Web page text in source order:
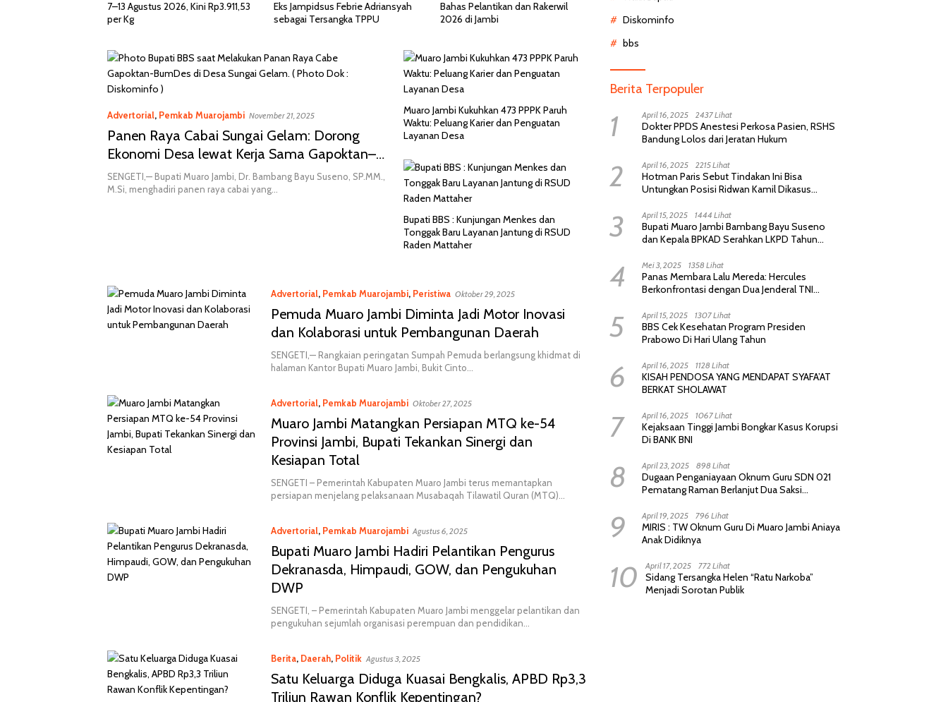
Eks Jampidsus Febrie Adriansyah
sebagai Tersangka TPPU
Bahas Pelantikan dan Rakerwil
2026 di Jambi
Pasien BPJS Menunggu 8 Jam di
IGD, Ternyata Butuh Perawatan
Dinonaktifkan Usai Komentar Hina
Pasien BPJS di Medsos
Advertorial, Pemkab Muarojambi November 21, 2025
Panen Raya Cabai Sungai Gelam: Dorong
Ekonomi Desa lewat Kerja Sama Gapoktan–
BumDes
SENGETI,— Bupati Muaro Jambi, Dr. Bambang Bayu Suseno, SP.MM.,
M.Si, menghadiri panen raya cabai yang…
Muaro Jambi Kukuhkan 473 PPPK Paruh
Waktu: Peluang Karier dan Penguatan
Layanan Desa
Bupati BBS : Kunjungan Menkes dan
Tonggak Baru Layanan Jantung di RSUD
Raden Mattaher
Advertorial, Pemkab Muarojambi, Peristiwa Oktober 29, 2025
Pemuda Muaro Jambi Diminta Jadi Motor Inovasi
dan Kolaborasi untuk Pembangunan Daerah
SENGETI,— Rangkaian peringatan Sumpah Pemuda berlangsung khidmat di
halaman Kantor Bupati Muaro Jambi, Bukit Cinto…
Advertorial, Pemkab Muarojambi Oktober 27, 2025
Muaro Jambi Matangkan Persiapan MTQ ke-54
Provinsi Jambi, Bupati Tekankan Sinergi dan
Kesiapan Total
SENGETI – Pemerintah Kabupaten Muaro Jambi terus memantapkan
persiapan menjelang pelaksanaan Musabaqah Tilawatil Quran (MTQ)…
Advertorial, Pemkab Muarojambi Agustus 6, 2025
Bupati Muaro Jambi Hadiri Pelantikan Pengurus
Dekranasda, Himpaudi, GOW, dan Pengukuhan
DWP
SENGETI, – Pemerintah Kabupaten Muaro Jambi menggelar pelantikan dan
pengukuhan sejumlah organisasi perempuan dan pendidikan…
Berita, Daerah, Politik Agustus 3, 2025
Satu Keluarga Diduga Kuasai Bengkalis, APBD Rp3,3
Triliun Rawan Konflik Kepentingan?
Diskominfo
bbs
Berita Terpopuler
1 April 16, 2025 2437 Lihat
Dokter PPDS Anestesi Perkosa Pasien, RSHS
Bandung Lolos dari Jeratan Hukum
2 April 16, 2025 2215 Lihat
Hotman Paris Sebut Tindakan Ini Bisa
Untungkan Posisi Ridwan Kamil Dikasus
3 April 15, 2025 1444 Lihat
Bupati Muaro Jambi Bambang Bayu Suseno
dan Kepala BPKAD Serahkan LKPD Tahun
4 Mei 3, 2025 1358 Lihat
Panas Membara Lalu Mereda: Hercules
Berkonfrontasi dengan Dua Jenderal TNI
Permintaan Maaf
5 April 15, 2025 1307 Lihat
BBS Cek Kesehatan Program Presiden
Prabowo Di Hari Ulang Tahun
6 April 16, 2025 1128 Lihat
KISAH PENDOSA YANG MENDAPAT SYAFA’AT
BERKAT SHOLAWAT
7 April 16, 2025 1067 Lihat
Kejaksaan Tinggi Jambi Bongkar Kasus Korupsi
Di BANK BNI
8 April 23, 2025 898 Lihat
Dugaan Penganiayaan Oknum Guru SDN 021
Pematang Raman Berlanjut Dua Saksi
9 April 19, 2025 796 Lihat
MIRIS : TW Oknum Guru Di Muaro Jambi Aniaya
Anak Didiknya
10 April 17, 2025 772 Lihat
Sidang Tersangka Helen “Ratu Narkoba”
Menjadi Sorotan Publik